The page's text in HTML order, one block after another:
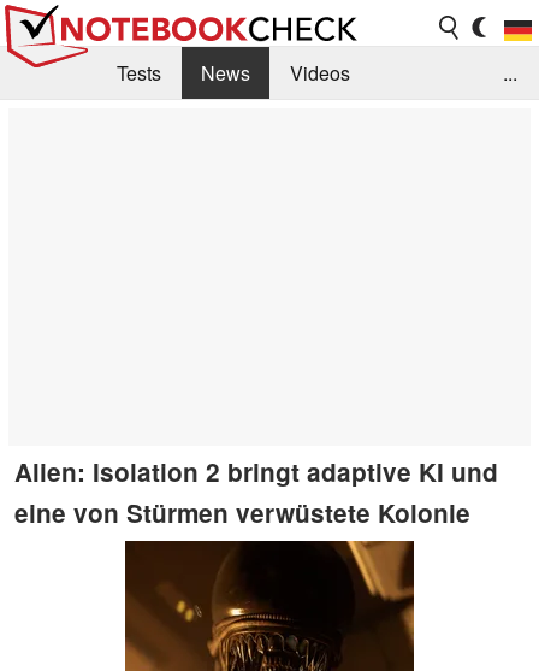
Tests News
Videos
...
Alien: Isolation 2 bringt adaptive KI und
eine von Stürmen verwüstete Kolonie